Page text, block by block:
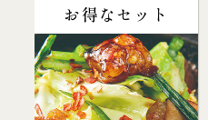
お得なセット